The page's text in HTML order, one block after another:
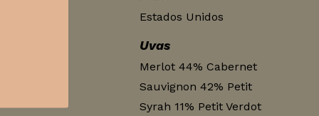
Estados Unidos
Uvas
Merlot 44% Cabernet
Sauvignon 42% Petit
Syrah 11% Petit Verdot